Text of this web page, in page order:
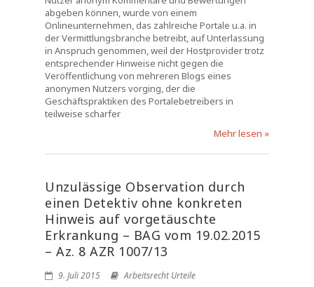
abgeben können, wurde von einem
Onlineunternehmen, das zahlreiche Portale u.a. in
der Vermittlungsbranche betreibt, auf Unterlassung
in Anspruch genommen, weil der Hostprovider trotz
entsprechender Hinweise nicht gegen die
Veröffentlichung von mehreren Blogs eines
anonymen Nutzers vorging, der die
Geschäftspraktiken des Portalebetreibers in
teilweise scharfer
Mehr lesen »
Unzulässige Observation durch
einen Detektiv ohne konkreten
Hinweis auf vorgetäuschte
Erkrankung – BAG vom 19.02.2015
– Az. 8 AZR 1007/13
9. Juli 2015 Arbeitsrecht Urteile